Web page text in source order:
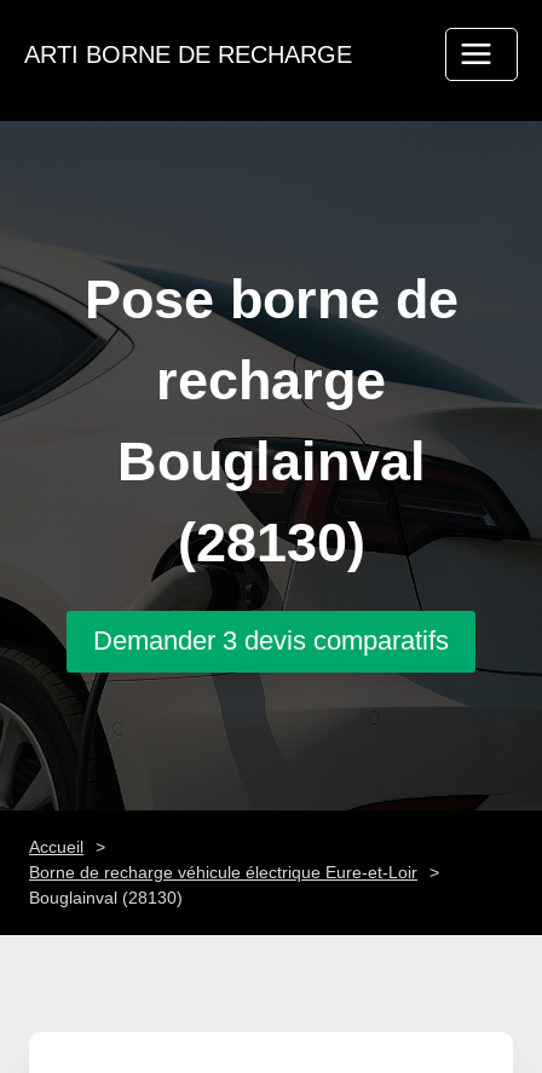
ARTI BORNE DE RECHARGE
Pose borne de
recharge
Bouglainval
(28130)
Demander 3 devis comparatifs
Accueil
Borne de recharge véhicule électrique Eure-et-Loir
Bouglainval (28130)